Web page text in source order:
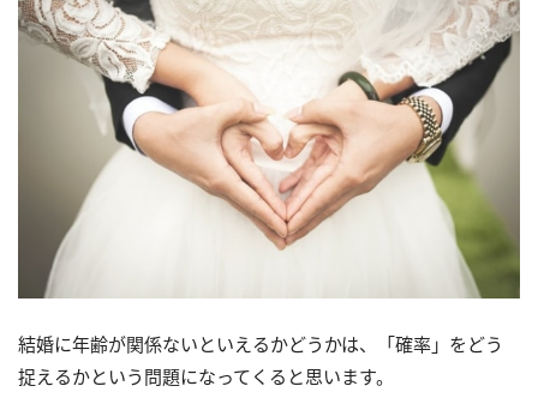
結婚に年齢が関係ないといえるかどうかは、「確率」をどう
捉えるかという問題になってくると思います。